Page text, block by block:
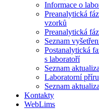
Informace o
Preanalytická
vzorků
Preanalytická
Seznam
Postanalytická
s laboratoří
Seznam
Laboratorní
Seznam
Kontakty
WebLims